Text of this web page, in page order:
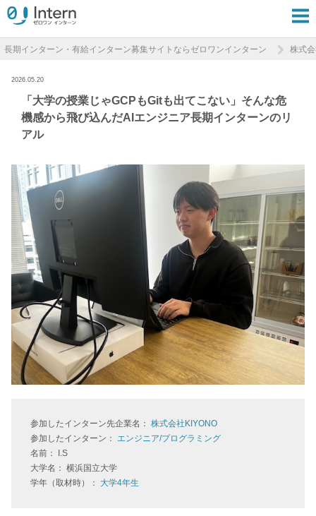
長期インターン・有給インターン募集サイトならゼロワンインターン 株式
2026.05.20
「大学の授業じゃGCPもGitも出てこない」そんな危
機感から飛び込んだAIエンジニア長期インターンのリ
アル
参加したインターン先企業名： 株式会社KIYONO
参加したインターン： エンジニア/プログラミング
名前： I.S
大学名： 横浜国立大学
学年（取材時）： 大学4年生